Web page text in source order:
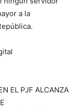
a la
EL PJF ALCANZA